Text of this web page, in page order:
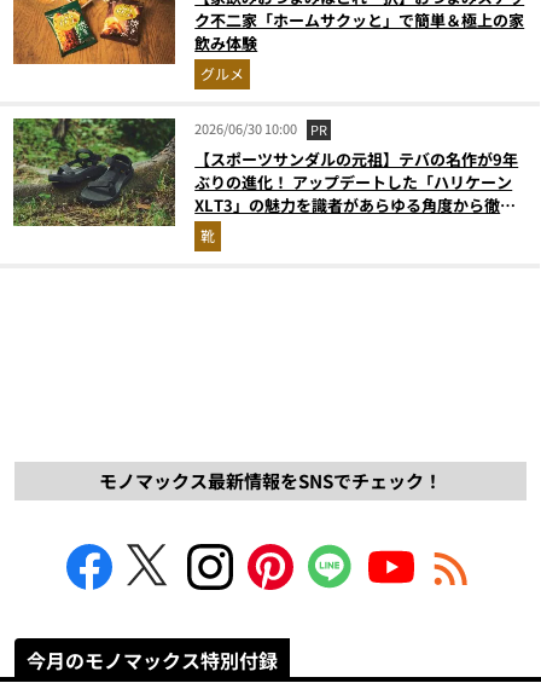
ク不二家「ホームサクッと」で簡単＆極上の家
飲み体験
グルメ
2026/06/30 10:00 PR
【スポーツサンダルの元祖】テバの名作が9年
ぶりの進化！ アップデートした「ハリケーン
XLT3」の魅力を識者があらゆる角度から徹底
解説！
靴
モノマックス最新情報をSNSでチェック！
今月のモノマックス特別付録